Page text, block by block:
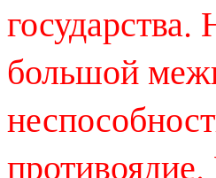
большой